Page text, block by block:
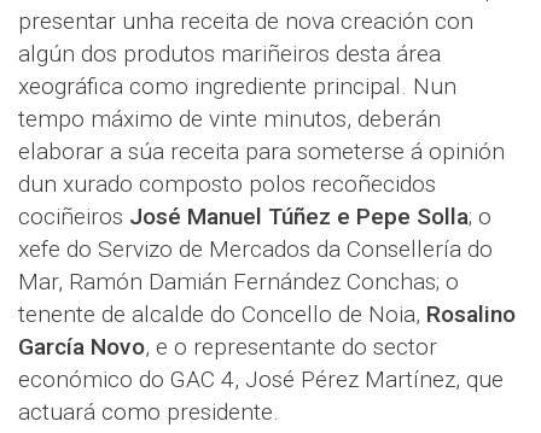
presentar unha receita de nova creación con
algún dos produtos mariñeiros desta área
xeográfica como ingrediente principal. Nun
tempo máximo de vinte minutos, deberán
elaborar a súa receita para someterse á opinión
dun xurado composto polos recoñecidos
cociñeiros José Manuel Túñez e Pepe Solla; o
xefe do Servizo de Mercados da Consellería do
Mar, Ramón Damián Fernández Conchas; o
tenente de alcalde do Concello de Noia, Rosalino
García Novo, e o representante do sector
económico do GAC 4, José Pérez Martínez, que
actuará como presidente.